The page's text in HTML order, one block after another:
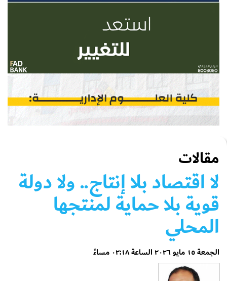
مقالات
لا اقتصاد بلا إنتاج.. ولا دولة
قوية بلا حماية لمنتجها
المحلي
الجمعة ١٥ مايو ٢٠٢٦ الساعة ٠٢:١٨ مساءً